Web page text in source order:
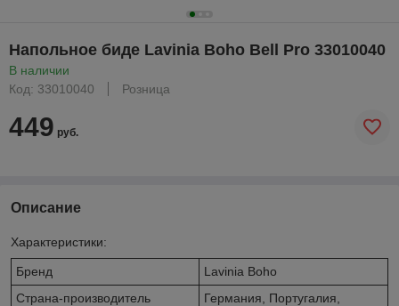
Напольное биде Lavinia Boho Bell Pro 33010040
В наличии
Код: 33010040
Розница
449 руб.
Описание
Характеристики:
Бренд
Lavinia Boho
Страна-производитель
Германия, Португалия,